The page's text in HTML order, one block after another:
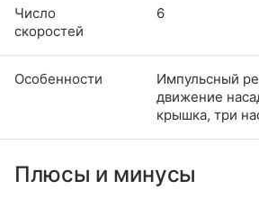
Число
скоростей
6
Особенности
Импульсный
движение
крышка, три
Плюсы и минусы